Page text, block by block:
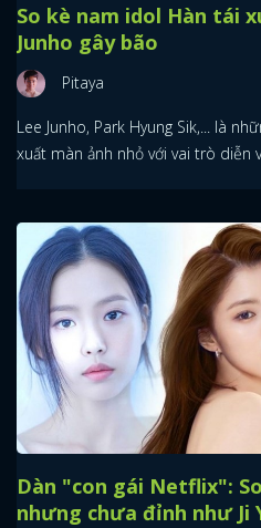
So kè nam idol Hàn tái
Junho gây bão
Pitaya
Lee Junho, Park Hyung Sik,... là
xuất màn ảnh nhỏ với vai trò diễn
Dàn "con gái Netflix":
nhưng chưa đỉnh như Ji